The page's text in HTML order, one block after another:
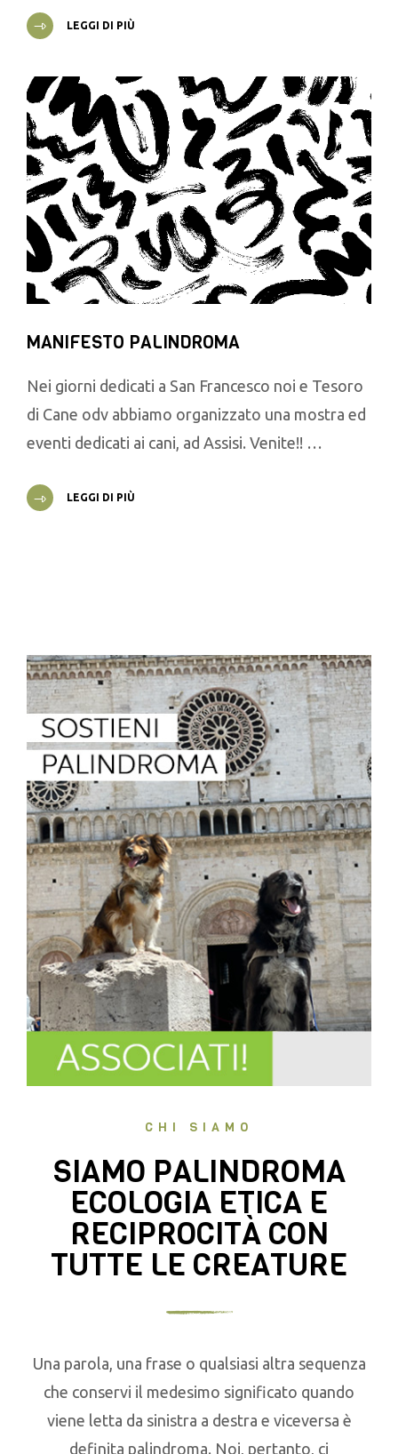
LEGGI DI PIÙ
MANIFESTO PALINDROMA
Nei giorni dedicati a San Francesco noi e Tesoro
di Cane odv abbiamo organizzato una mostra ed
eventi dedicati ai cani, ad Assisi. Venite!! …
LEGGI DI PIÙ
CHI SIAMO
SIAMO PALINDROMA
ECOLOGIA ETICA E
RECIPROCITÀ CON
TUTTE LE CREATURE
Una parola, una frase o qualsiasi altra sequenza
che conservi il medesimo significato quando
viene letta da sinistra a destra e viceversa è
definita palindroma. Noi, pertanto, ci